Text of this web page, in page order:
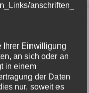
anschriften_
Ihrer Einwilligung
an sich oder an
in einem
der Daten
nur, soweit es